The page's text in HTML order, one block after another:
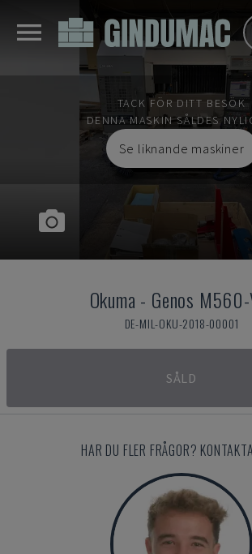
TACK FÖR DITT BESÖK
DENNA MASKIN SÅLDES
Se liknande maskiner
Okuma - Genos
DE-MIL-OKU-2018-00001
SÅLD
HAR DU FLER FRÅGOR?